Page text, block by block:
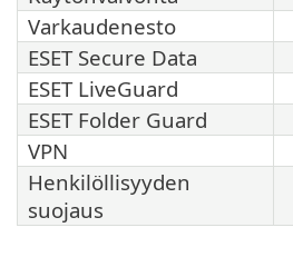
Varkaudenesto
ESET Secure Data
ESET LiveGuard
ESET Folder Guard
VPN
Henkilöllisyyden
suojaus